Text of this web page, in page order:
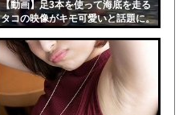
【動画】足3本を使って海底を走る
タコの映像がキモ可愛いと話題に。